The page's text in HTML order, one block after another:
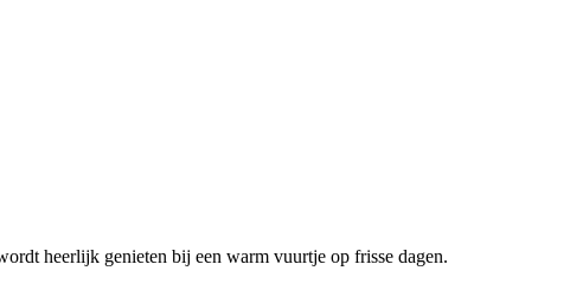
heerlijk genieten bij een warm vuurtje op frisse dagen.